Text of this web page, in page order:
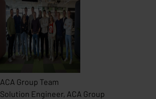
ACA Group Team
Solution Engineer, ACA Group